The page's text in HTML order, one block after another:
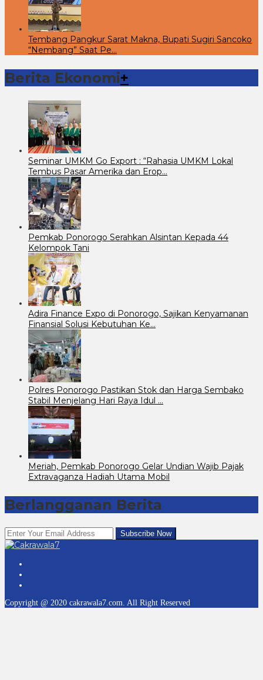
Tembang Pangkur Sarat Makna, Bupati Sugiri Sancoko
“Nembang” Saat Pe…
Berita Ekonomi+
Seminar UMKM Go Export : “Rahasia UMKM Lokal
Tembus Pasar Amerika dan Erop…
Pemkab Ponorogo Serahkan Alsintan Kepada 44
Kelompok Tani
Adira Finance Expo di Ponorogo, Sajikan Kenyamanan
Finansial Solusi Kebutuhan Ke…
Polres Ponorogo Pastikan Stok dan Harga Sembako
Stabil Menjelang Hari Raya Idul …
Meriah, Pemkab Ponorogo Gelar Undian Wajib Pajak
Extravaganza Hadiah Utama Mobil
Berlangganan Berita
Copyright @ 2020 cakrawala7.com. All Right Reserved